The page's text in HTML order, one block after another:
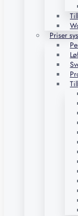
Priser